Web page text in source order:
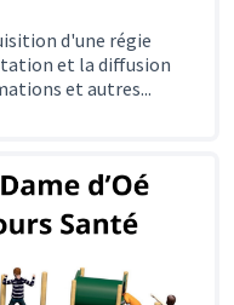
d'une régie
et la diffusion
et autres...